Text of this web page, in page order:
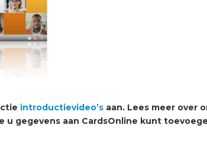
introductievideo’s aan. Lees meer over
gegevens aan CardsOnline kunt